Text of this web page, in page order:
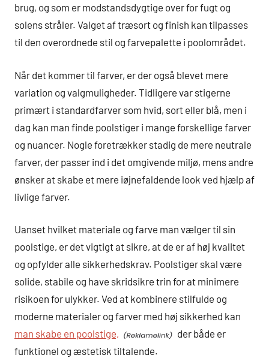
brug, og som er modstandsdygtige over for fugt og
solens stråler. Valget af træsort og finish kan tilpasses
til den overordnede stil og farvepalette i poolområdet.
Når det kommer til farver, er der også blevet mere
variation og valgmuligheder. Tidligere var stigerne
primært i standardfarver som hvid, sort eller blå, men i
dag kan man finde poolstiger i mange forskellige farver
og nuancer. Nogle foretrækker stadig de mere neutrale
farver, der passer ind i det omgivende miljø, mens andre
ønsker at skabe et mere iøjnefaldende look ved hjælp af
livlige farver.
Uanset hvilket materiale og farve man vælger til sin
poolstige, er det vigtigt at sikre, at de er af høj kvalitet
og opfylder alle sikkerhedskrav. Poolstiger skal være
solide, stabile og have skridsikre trin for at minimere
risikoen for ulykker. Ved at kombinere stilfulde og
moderne materialer og farver med høj sikkerhed kan
man skabe en poolstige,
der både er
funktionel og æstetisk tiltalende.